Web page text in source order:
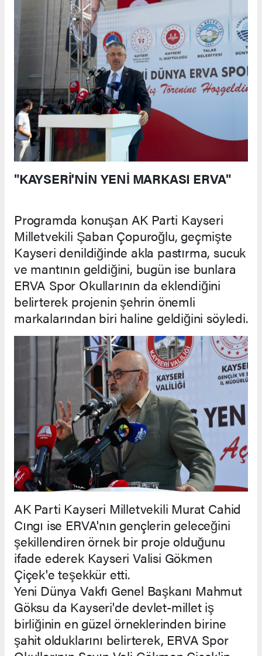
"KAYSERİ'NİN YENİ MARKASI ERVA"
Programda konuşan AK Parti Kayseri
Milletvekili Şaban Çopuroğlu, geçmişte
Kayseri denildiğinde akla pastırma, sucuk
ve mantının geldiğini, bugün ise bunlara
ERVA Spor Okullarının da eklendiğini
belirterek projenin şehrin önemli
markalarından biri haline geldiğini söyledi.
AK Parti Kayseri Milletvekili Murat Cahid
Cıngı ise ERVA'nın gençlerin geleceğini
şekillendiren örnek bir proje olduğunu
ifade ederek Kayseri Valisi Gökmen
Çiçek'e teşekkür etti.
Yeni Dünya Vakfı Genel Başkanı Mahmut
Göksu da Kayseri'de devlet-millet iş
birliğinin en güzel örneklerinden birine
şahit olduklarını belirterek, ERVA Spor